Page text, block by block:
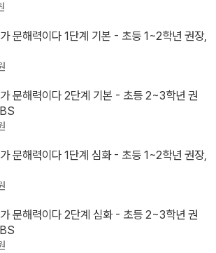
문해력이다 1단계 기본 - 초등 1~2학년 권장,
문해력이다 2단계 기본 - 초등 2~3학년 권
문해력이다 1단계 심화 - 초등 1~2학년 권장,
문해력이다 2단계 심화 - 초등 2~3학년 권